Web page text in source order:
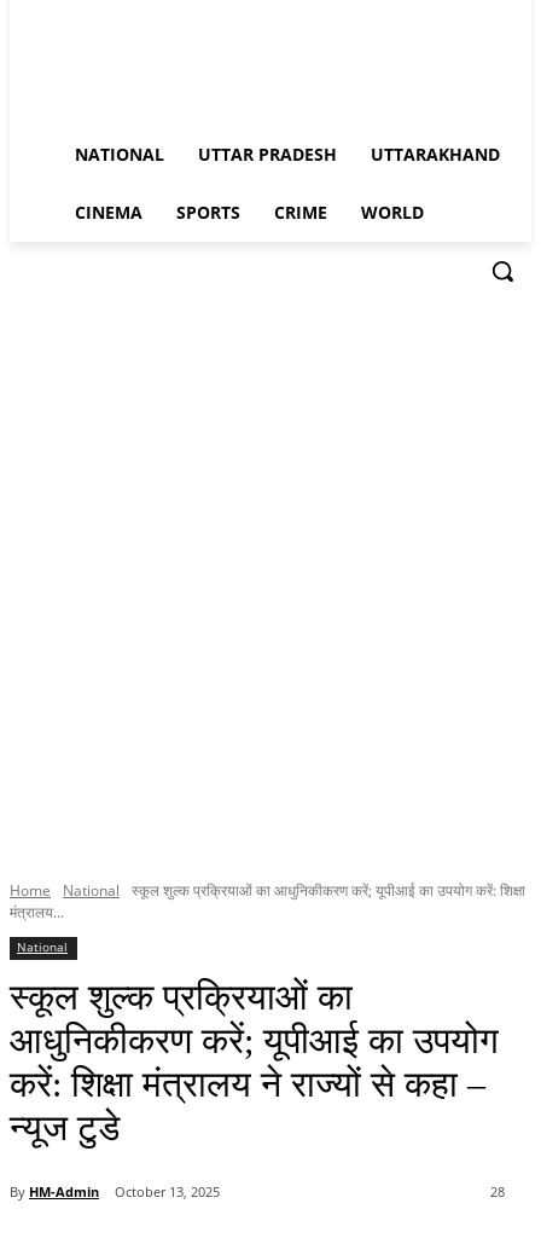
NATIONAL UTTAR PRADESH UTTARAKHAND
CINEMA SPORTS CRIME WORLD
Home National
स्कूल शुल्क प्रक्रियाओं का आधुनिकीकरण करें; यूपीआई का उपयोग करें: शिक्षा
मंत्रालय...
National
स्कूल शुल्क प्रक्रियाओं का
आधुनिकीकरण करें; यूपीआई का उपयोग
करें: शिक्षा मंत्रालय ने राज्यों से कहा –
न्यूज टुडे
By HM-Admin October 13, 2025 28